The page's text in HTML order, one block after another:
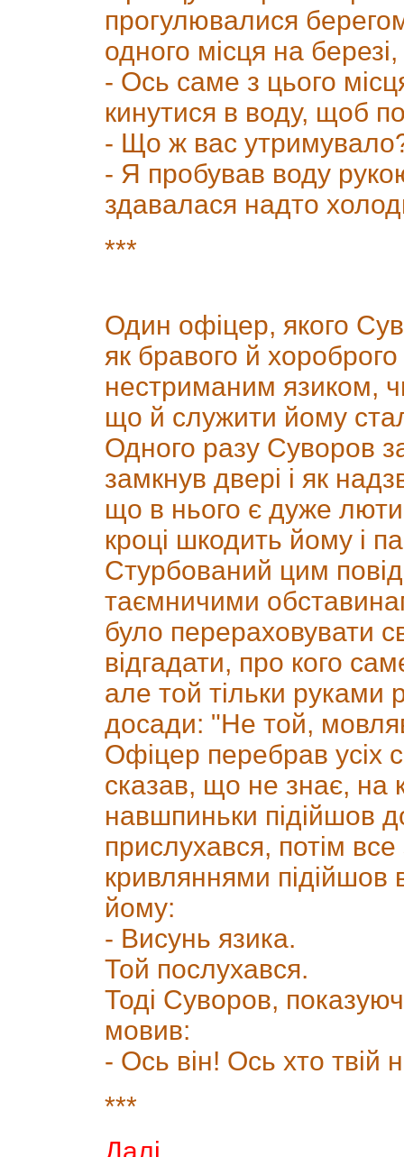
прогулювалися
одного місця на
- Ось саме з цього
кинутися в воду, щоб
- Що ж вас
- Я пробував воду
здавалася надто
***
Один офіцер, якого
як бравого й
нестриманим язиком,
що й служити йому
Одного разу Суворов
замкнув двері і як
що в нього є дуже
кроці шкодить йому і
Стурбований цим
таємничими
було перераховувати
відгадати, про кого
але той тільки руками
досади: "Не той,
Офіцер перебрав усіх
сказав, що не знає, на
навшпиньки підійшов
прислухався, потім
кривляннями підійшов
йому:
- Висунь язика.
Той послухався.
Тоді Суворов,
мовив:
- Ось він! Ось хто твій
***